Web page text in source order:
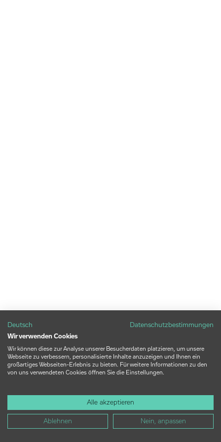
Deutsch
Datenschutzbestimmungen
Wir verwenden Cookies
Wir können diese zur Analyse unserer Besucherdaten platzieren, um unsere
Webseite zu verbessern, personalisierte Inhalte anzuzeigen und Ihnen ein
großartiges Webseiten-Erlebnis zu bieten. Für weitere Informationen zu den
von uns verwendeten Cookies öffnen Sie die Einstellungen.
Alle akzeptieren
Ablehnen Nein, anpassen